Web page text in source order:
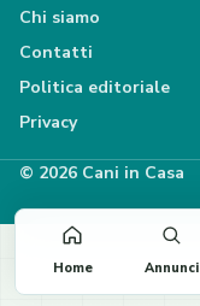
Chi siamo
Contatti
Politica editoriale
Privacy
© 2026 Cani in Casa
Home Annunci